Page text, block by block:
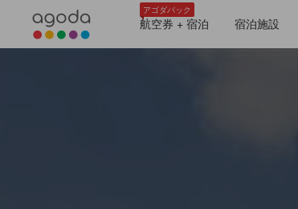
アゴダパック
航空券 + 宿泊 宿泊施設